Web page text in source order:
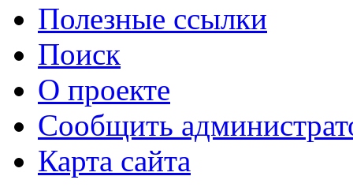
Полезные ссылки
Поиск
О проекте
Сообщить
Карта сайта